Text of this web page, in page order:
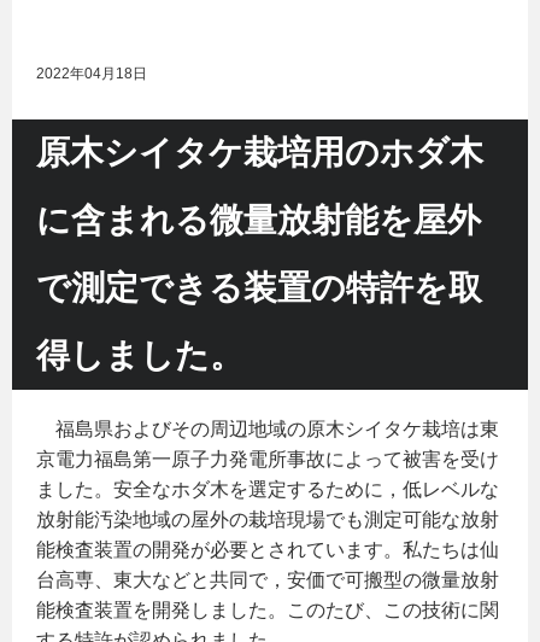
2022年04月18日
原木シイタケ栽培用のホダ木
に含まれる微量放射能を屋外
で測定できる装置の特許を取
得しました。
福島県およびその周辺地域の原木シイタケ栽培は東
京電力福島第一原子力発電所事故によって被害を受け
ました。安全なホダ木を選定するために，低レベルな
放射能汚染地域の屋外の栽培現場でも測定可能な放射
能検査装置の開発が必要とされています。私たちは仙
台高専、東大などと共同で，安価で可搬型の微量放射
能検査装置を開発しました。このたび、この技術に関